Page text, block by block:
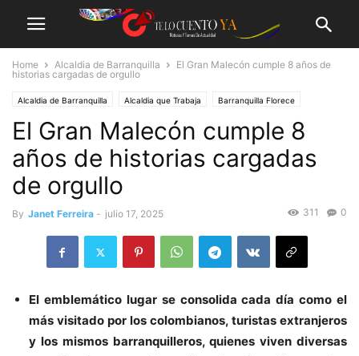
Home Alcaldia de Barranquilla
El Gran Malecón cumple 8 años de
historias cargadas de orgullo
Alcaldia de Barranquilla Alcaldia que Trabaja Barranquilla Florece
Distrito
El Gran Malecón cumple 8
años de historias cargadas
de orgullo
By Janet Ferreira - julio 17, 2025 0
311
El emblemático lugar se consolida cada día como el
más visitado por los colombianos, turistas extranjeros
y los mismos barranquilleros, quienes viven diversas